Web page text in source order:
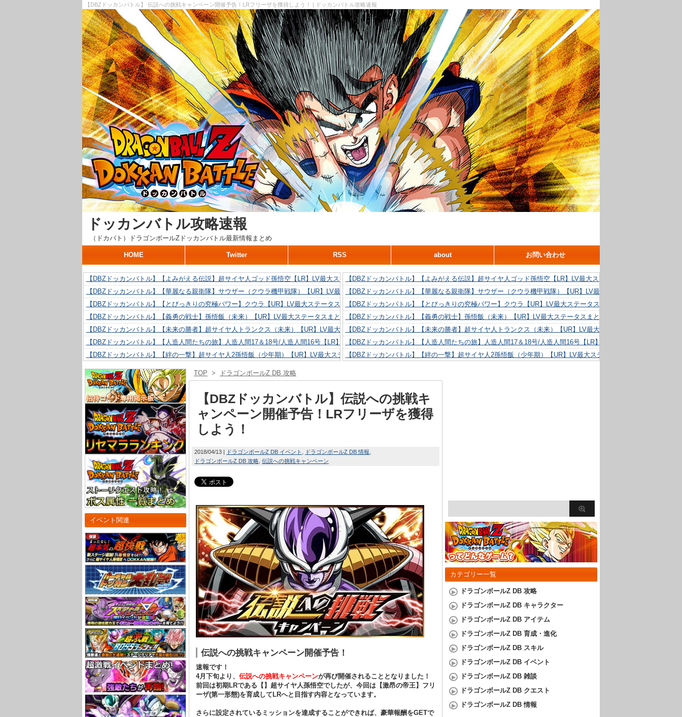
【DBZドッカンバトル】 伝説への挑戦キャンペーン開催予告！LRフリーザを獲得しよう！ | ドッカンバトル攻略速報
ドッカンバトル攻略速報
（ドカバト）ドラゴンボールZドッカンバトル最新情報まとめ
HOME Twitter RSS about お問い合わせ
【DBZドッカンバトル】【よみがえる伝説】超サイヤ人ゴッド孫悟空【LR】LV最大ステータスまとめ！
【DBZドッカンバトル】【華麗なる親衛隊】サウザー（クウラ機甲戦隊）【UR】LV最大ステータスまとめ！
【DBZドッカンバトル】【とびっきりの究極パワー】クウラ【UR】LV最大ステータスまとめ！
【DBZドッカンバトル】【義勇の戦士】孫悟飯（未来）【UR】LV最大ステータスまとめ！
【DBZドッカンバトル】【未来の勝者】超サイヤ人トランクス（未来）【UR】LV最大ステータスまとめ！
【DBZドッカンバトル】【人造人間たちの旅】人造人間17＆18号/人造人間16号【LR】LV最大ステータスまとめ！
【DBZドッカンバトル】【絆の一撃】超サイヤ人2孫悟飯（少年期）【UR】LV最大ステータスまとめ！
【DBZドッカンバトル】【抗い続ける精神力】人造人間18号【UR】LV最大ステータスまとめ！
【DBZドッカンバトル】【技巧とひらめき】クリリン【UR】LV最大ステータスまとめ！
【DBZドッカンバトル】【新たに得た好機】人造人間16号【UR】LV最大ステータスまとめ！
【DBZドッカンバトル】【よみがえる伝説】超サイヤ人ゴッド孫悟空【LR】LV最大ステータスまとめ！
【DBZドッカンバトル】【華麗なる親衛隊】サウザー（クウラ機甲戦隊）【UR】LV最大ステータスまとめ！
【DBZドッカンバトル】【とびっきりの究極パワー】クウラ【UR】LV最大ステータスまとめ！
【DBZドッカンバトル】【義勇の戦士】孫悟飯（未来）【UR】LV最大ステータスまとめ！
【DBZドッカンバトル】【未来の勝者】超サイヤ人トランクス（未来）【UR】LV最大ステータスまとめ！
【DBZドッカンバトル】【人造人間たちの旅】人造人間17＆18号/人造人間16号【LR】LV最大ステータスまとめ！
【DBZドッカンバトル】【絆の一撃】超サイヤ人2孫悟飯（少年期）【UR】LV最大ステータスまとめ！
【DBZドッカンバトル】【技巧とひらめき】クリリン【UR】LV最大ステータスまとめ！
【DBZドッカンバトル】【新たに得た好機】人造人間16号【UR】LV最大ステータスまとめ！
イベント関連
TOP > ドラゴンボールZ DB 攻略
【DBZドッカンバトル】伝説への挑戦キ
ャンペーン開催予告！LRフリーザを獲得
しよう！
2018/04/13 ドラゴンボールZ DB イベント
ドラゴンボールZ DB 情報
ドラゴンボールZ DB 攻略 伝説への挑戦キャンペーン
伝説への挑戦キャンペーン開催予告！
速報です！
4月下旬より、 伝説への挑戦キャンペーンが再び開催されることとなりました！
前回は初期LRである【】超サイヤ人孫悟空でしたが、今回は【激昂の帝王】フリ
ーザ(第一形態)を育成してLRへと目指す内容となっています。
さらに設定されているミッションを達成することができれば、豪華報酬をGETで
カテゴリー一覧
ドラゴンボールZ DB 攻略
ドラゴンボールZ DB キャラクター
ドラゴンボールZ DB アイテム
ドラゴンボールZ DB 育成・進化
ドラゴンボールZ DB スキル
ドラゴンボールZ DB イベント
ドラゴンボールZ DB 雑談
ドラゴンボールZ DB クエスト
ドラゴンボールZ DB 情報